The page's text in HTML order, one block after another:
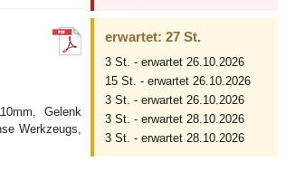
Gelenk
Werkzeugs,
erwartet: 27 St.
3 St. - erwartet 26.10.2026
15 St. - erwartet 26.10.2026
3 St. - erwartet 26.10.2026
3 St. - erwartet 28.10.2026
3 St. - erwartet 28.10.2026